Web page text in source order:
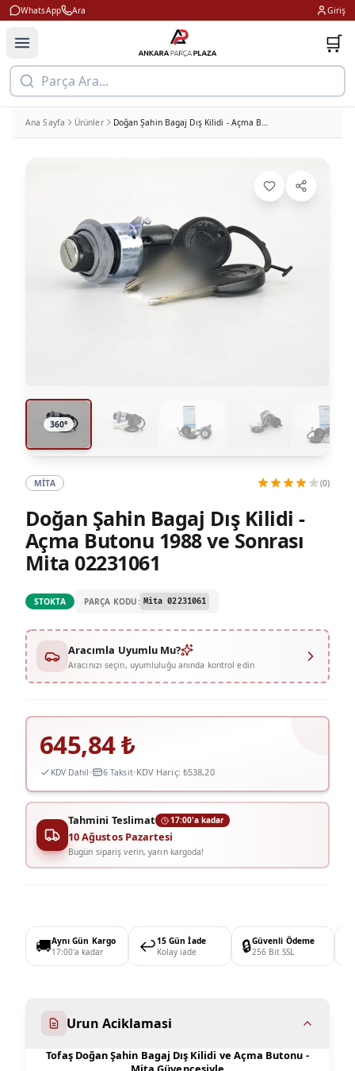
WhatsApp Ara Giriş
🛒
Parça Ara...
Ana Sayfa Ürünler Doğan Şahin Bagaj Dış Kilidi - Açma Butonu 1988 ve Sonrası Mita 02231061
360 degree view loaded. Use mouse drag or arrow
360°
MITA (0)
Doğan Şahin Bagaj Dış Kilidi -
Açma Butonu 1988 ve Sonrası
Mita 02231061
STOKTA PARÇA KODU: Mita 02231061
Aracımla Uyumlu Mu?
Aracınızı seçin, uyumluluğu anında kontrol edin
645,84₺
KDV Dahil 6 Taksit KDV Hariç: ₺538,20
Tahmini Teslimat 17:00'a kadar
10 Ağustos Pazartesi
Bugün sipariş verin, yarın kargoda!
🚚Aynı Gün Kargo
17:00'a kadar
↩️15 Gün İade
Kolay iade
🔒Güvenli Ödeme
256 Bit SSL
Urun Aciklamasi
Tofaş Doğan Şahin Bagaj Dış Kilidi ve Açma Butonu -